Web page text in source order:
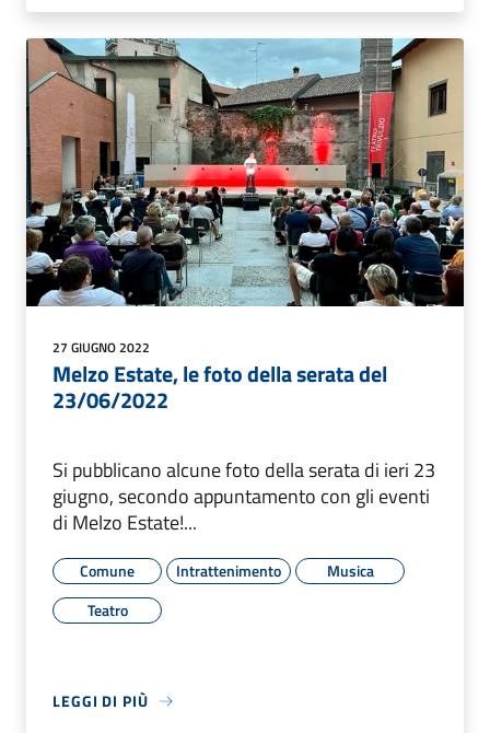
27 GIUGNO 2022
Melzo Estate, le foto della serata del
23/06/2022
Si pubblicano alcune foto della serata di ieri 23
giugno, secondo appuntamento con gli eventi
di Melzo Estate!...
Comune Intrattenimento
Musica
Teatro
LEGGI DI PIÙ